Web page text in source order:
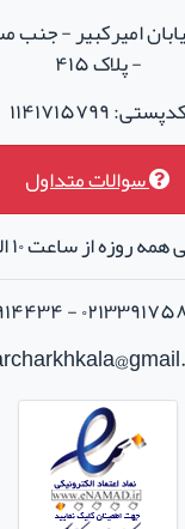
امیرکبیر -
- پلاک ۴۱۵
کدپستی: ۱۱۴۱۷۱۵۷۹۹
سوالات متداول
از ساعت ۱۰ الی۱۹ میباشد.